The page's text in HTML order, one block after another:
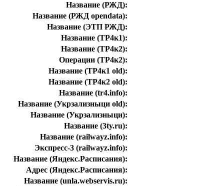
Название (РЖД):
Название (РЖД opendata):
Название (ЭТП РЖД):
Название (ТР4к1):
Название (ТР4к2):
Операции (ТР4к2):
Название (ТР4к1 old):
Название (ТР4к2 old):
Название (tr4.info):
Название (Укрзализныци old):
Название (Укрзализныци):
Название (3ty.ru):
Название (railwayz.info):
Экспресс-3 (railwayz.info):
Название (Яндекс.Расписания):
Адрес (Яндекс.Расписания):
Название (unla.webservis.ru):